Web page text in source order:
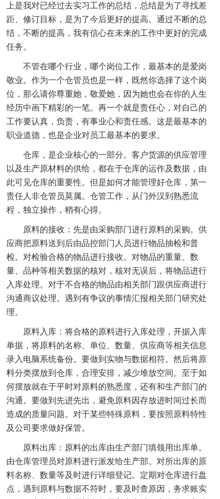
上是我对已经过去实习工作的总结，总结是为了寻找差
距、修订目标，是为了今后更好的提高。通过不断的总
结，不断的提高，我有信心在未来的工作中更好的完成
任务。
不管在哪个行业，哪个岗位工作，最基本的是爱岗
敬业。作为一个仓管员也是一样，既然你选择了这个岗
位，那么请你尊重她，敬爱她，因为她也会在你的人生
经历中画下精彩的一笔。再一个就是责任心，对自己的
工作要认真，负责，有事业心和责任感。这是最基本的
职业道德，也是企业对员工最基本的要求。
仓库，是企业核心的一部分。客户货源的供应管理
以及生产原材料的供给，都在于仓库的运作及数据，由
此可见仓库的重要性。但是如何才能管理好仓库，第一
责任人非仓管员莫属。仓管工作，从门外汉到熟悉流
程，独立操作，稍有心得。
原料的接收：先是由采购部门进行原料的采购。供
应商把原料送到后由品控部门人员进行物品抽检和普
检。对检验合格的物品进行接收。对物品的重量、数
量、品种等相关数据的核对，核对无误后，将物品进行
入库处理。对于不合格的物品由相关部门跟供应商进行
沟通商议处理。遇到有争议的事情汇报相关部门研究处
理。
原料入库：将合格的原料进行入库处理，开据入库
单据，将原料的名称、单位、数量、供应商等相关信息
录入电脑系统备份。要做到实物与数据相符。然后将原
料分类摆放到仓库，合理安排，减少堆放空间。至于如
何摆放就在于平时对原料的熟悉度，还有和生产部门的
沟通。要做到先进先出，避免原料因存放进时间过长而
造成的质量问题。对于某些特殊原料，要按照原料特性
及公司要求做好保管。
原料出库：原料的出库由生产部门填领用出库单。
由仓库管理员对原料进行派发给生产部。对所出库的原
料名称、数量等及时进行详细登记。定期对仓库进行盘
点，遇到原料与数据不符时，要及时查原因，务求账实